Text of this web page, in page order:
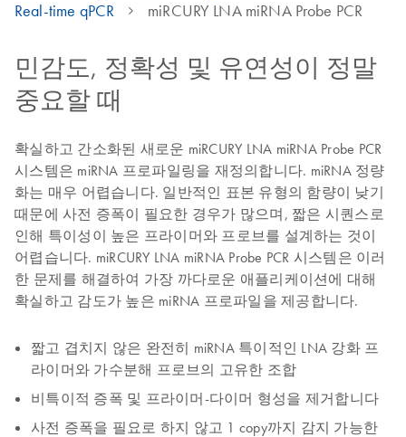
Real-time qPCR
miRCURY LNA miRNA Probe PCR
민감도, 정확성 및 유연성이 정말
중요할 때
확실하고 간소화된 새로운 miRCURY LNA miRNA Probe PCR
시스템은 miRNA 프로파일링을 재정의합니다. miRNA 정량
화는 매우 어렵습니다. 일반적인 표본 유형의 함량이 낮기
때문에 사전 증폭이 필요한 경우가 많으며, 짧은 시퀀스로
인해 특이성이 높은 프라이머와 프로브를 설계하는 것이
어렵습니다. miRCURY LNA miRNA Probe PCR 시스템은 이러
한 문제를 해결하여 가장 까다로운 애플리케이션에 대해
확실하고 감도가 높은 miRNA 프로파일을 제공합니다.
짧고 겹치지 않은 완전히 miRNA 특이적인 LNA 강화 프
라이머와 가수분해 프로브의 고유한 조합
비특이적 증폭 및 프라이머-다이머 형성을 제거합니다
사전 증폭을 필요로 하지 않고 1 copy까지 감지 가능한